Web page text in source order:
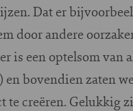
Dat er
andere
is een optelsom van
bovendien zaten
creëren. Gelukkig